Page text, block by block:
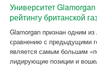
Университет
рейтингу британской
Glamorgan признан одним
сравнению с предыдущими
является самым большим
лидирующие позиции и